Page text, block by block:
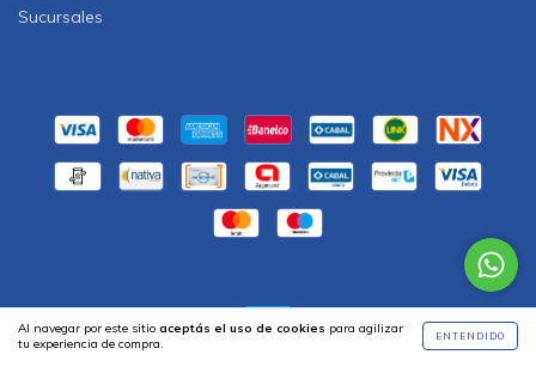
Al navegar por este sitio aceptás el uso de cookies para agilizar
tu experiencia de compra.
ENTENDIDO
Sucursales